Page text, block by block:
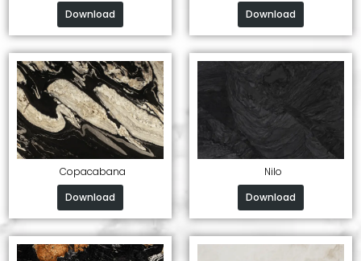
Download
Download
Copacabana
Download
Nilo
Download